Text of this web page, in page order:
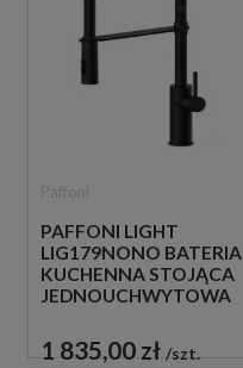
PAFFONI LIGHT
LIG179NONO BATERIA
KUCHENNA STOJĄCA
JEDNOUCHWYTOWA
1 835,00 zł szt.